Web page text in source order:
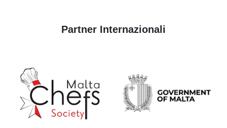
Partner Internazionali